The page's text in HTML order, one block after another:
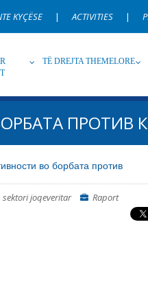
KYÇËSE | ACTIVITIES |
TË DREJTA THEMELORE
Emër, përshkrim ose fjalen
ПРОТИВ
во борбата против
sektori joqeveritar Raport